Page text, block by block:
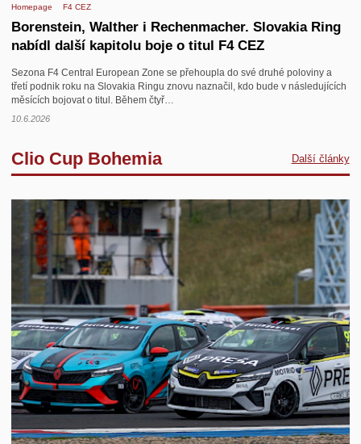
Homepage F4 CEZ
Borenstein, Walther i Rechenmacher. Slovakia Ring
nabídl další kapitolu boje o titul F4 CEZ
Sezona F4 Central European Zone se přehoupla do své druhé poloviny a
třetí podnik roku na Slovakia Ringu znovu naznačil, kdo bude v následujících
měsících bojovat o titul. Během čtyř…
10.6.2026
Clio Cup Bohemia Další články